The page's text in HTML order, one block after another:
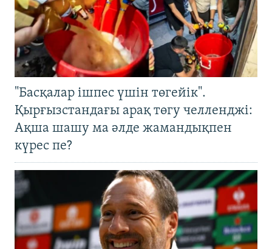
"Басқалар ішпес үшін төгейік".
Қырғызстандағы арақ төгу челленджі:
Ақша шашу ма әлде жамандықпен
күрес пе?